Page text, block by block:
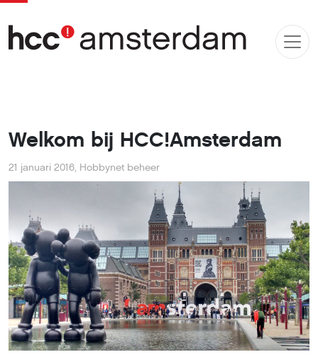
Welkom bij HCC!Amsterdam
21 januari 2016, Hobbynet beheer